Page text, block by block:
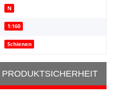
N
1:160
Schienen